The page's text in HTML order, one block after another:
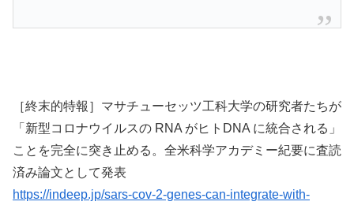
［終末的特報］マサチューセッツ工科大学の研究者たちが
「新型コロナウイルスの RNA がヒトDNA に統合される」
ことを完全に突き止める。全米科学アカデミー紀要に査読
済み論文として発表
https://indeep.jp/sars-cov-2-genes-can-integrate-with-